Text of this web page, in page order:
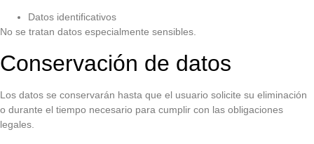
Datos identificativos
No se tratan datos especialmente sensibles.
Conservación de datos
Los datos se conservarán hasta que el usuario solicite su eliminación
o durante el tiempo necesario para cumplir con las obligaciones
legales.